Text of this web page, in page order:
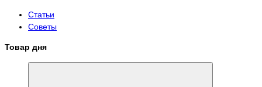
Статьи
Советы
Товар дня